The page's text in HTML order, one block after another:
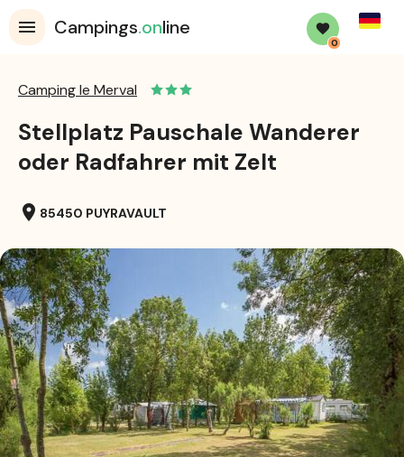
Campings.online
0
Camping le Merval
Stellplatz Pauschale Wanderer
oder Radfahrer mit Zelt
location_on 85450 PUYRAVAULT